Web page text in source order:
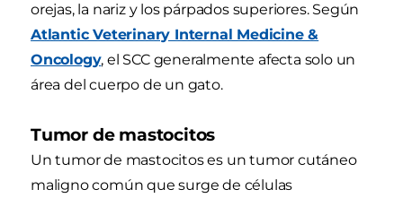
orejas, la nariz y los párpados superiores. Según
Atlantic Veterinary Internal Medicine &
Oncology, el SCC generalmente afecta solo un
área del cuerpo de un gato.
Tumor de mastocitos
Un tumor de mastocitos es un tumor cutáneo
maligno común que surge de células